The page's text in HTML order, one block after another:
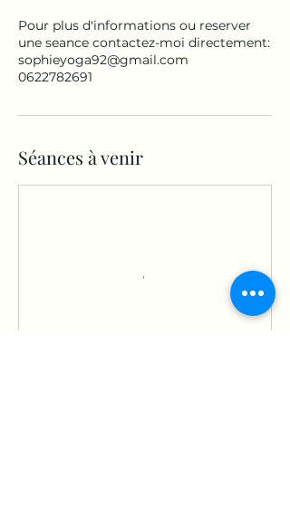
Pour plus d'informations ou reserver
une seance contactez-moi directement:
sophieyoga92@gmail.com
0622782691
Séances à venir